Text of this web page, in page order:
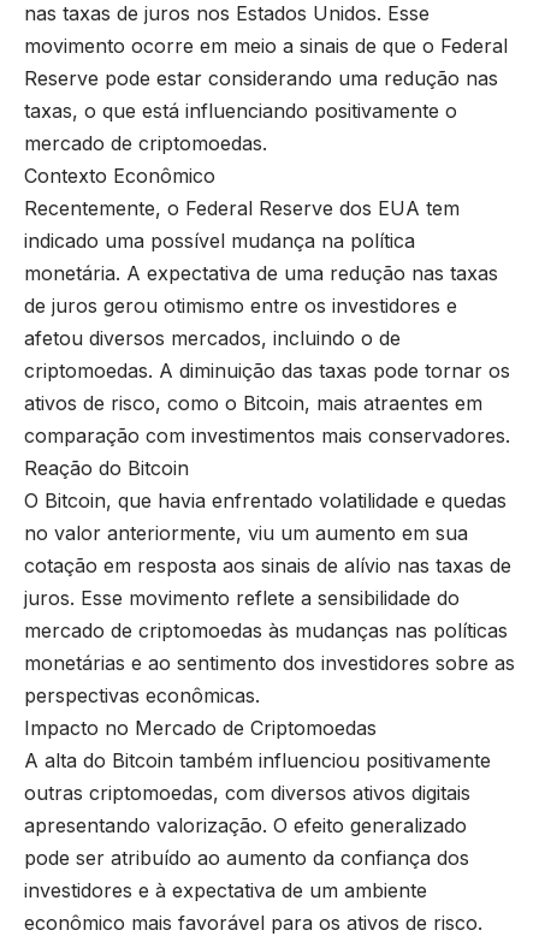
nas taxas de juros nos Estados Unidos. Esse
movimento ocorre em meio a sinais de que o Federal
Reserve pode estar considerando uma redução nas
taxas, o que está influenciando positivamente o
mercado de criptomoedas.
Contexto Econômico
Recentemente, o Federal Reserve dos EUA tem
indicado uma possível mudança na política
monetária. A expectativa de uma redução nas taxas
de juros gerou otimismo entre os investidores e
afetou diversos mercados, incluindo o de
criptomoedas. A diminuição das taxas pode tornar os
ativos de risco, como o Bitcoin, mais atraentes em
comparação com investimentos mais conservadores.
Reação do Bitcoin
O Bitcoin, que havia enfrentado volatilidade e quedas
no valor anteriormente, viu um aumento em sua
cotação em resposta aos sinais de alívio nas taxas de
juros. Esse movimento reflete a sensibilidade do
mercado de criptomoedas às mudanças nas políticas
monetárias e ao sentimento dos investidores sobre as
perspectivas econômicas.
Impacto no Mercado de Criptomoedas
A alta do Bitcoin também influenciou positivamente
outras criptomoedas, com diversos ativos digitais
apresentando valorização. O efeito generalizado
pode ser atribuído ao aumento da confiança dos
investidores e à expectativa de um ambiente
econômico mais favorável para os ativos de risco.